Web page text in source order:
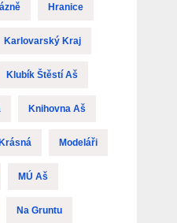
Hranice
Karlovarský Kraj
Klubík Štěstí Aš
Knihovna Aš
Modeláři
MÚ Aš
Na Gruntu